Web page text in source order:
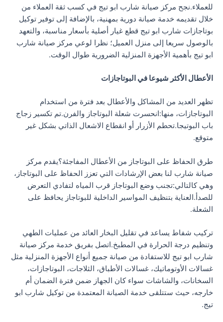
للعملاء.نجح مركز صيانة شارب ابو تيج في كسب ثقة العملاء من
خلال تقديمه خدمة صيانة دورية بمهنية، بالإضافة إلى توفير توكيل
بوتاجازات شارب ابو تيج قطع غيار أصلية بأسعار مناسبة، والتعهد
بالوصول سريعا إلى منزل العميل؛ نظرا لوعي مركز صيانة شارب
ابو تيج بأهمية الأجهزة المنزلية الضرورية طوال الوقت.
الأعطال الأكثر شيوعا في البوتاجازات
تظهر العديد من المشاكل والأعطال بعد فترة من استخدام
البوتاجازات، منها:انحسرت شعلة البوتاجاز والفرن.تم تكسير زجاج
باب البوتيجا.تحطم الأزرار أو انقطاع الاشعال الذاتي بشكل غير
متوقع.
طرق الحفاظ على البوتاجاز من الأعطال المفاجئة؟يقدم مركز
صيانة شارب لنا بعض الإرشادات التي تعزز الحفاظ على البوتاجاز،
وهي كالتالي:تجنب وضع البوتاجاز قرب المياه لتفادي التعرض
للصدأ.العناية بتنظيف المواسير الداخلية للبوتاجاز يحافظ على
الشعلة.
تركيب شفاط يساعد في تقليل البخار العائد من عمليات الطهي
وتنظيم درجة الحرارة في المطبخ.اتصل بفريق خدمة مركز صيانة
شارب ابو تيج للاستفادة من صيانة جميع أنواع الأجهزة المنزلية مثل
غسالات الأوتوماتيك، غسالات الأطباق، الثلاجات، البوتاجازات،
السخانات، والشاشات سواء كان الجهاز ضمن فترة الضمان أم
خارجه، حيث ستتلقى خدمة الصيانة المعتمدة من توكيل شارب ابو
تيج.